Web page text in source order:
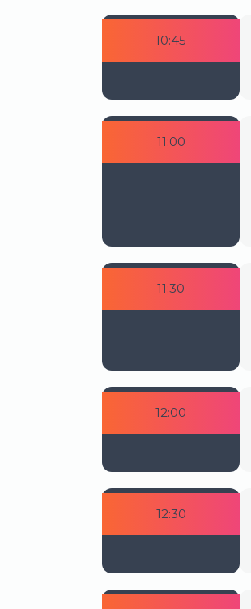
10:45
11:00
11:30
12:00
12:30